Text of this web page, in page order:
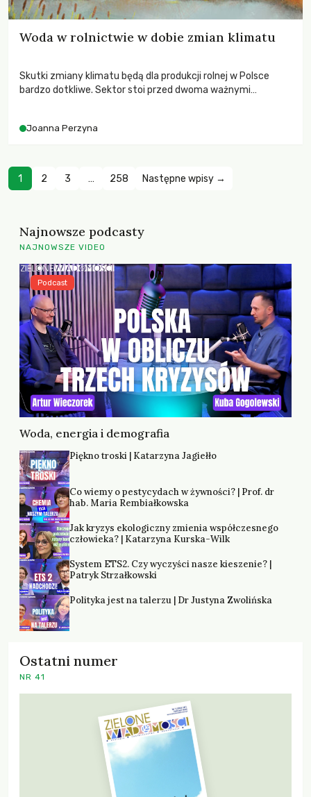
Woda w rolnictwie w dobie zmian klimatu
Skutki zmiany klimatu będą dla produkcji rolnej w Polsce
bardzo dotkliwe. Sektor stoi przed dwoma ważnymi
zachodzących zmian klimatycznych. Wymagać to będzie
Joanna Perzyna
1 2 3 … 258 Następne wpisy →
Najnowsze podcasty
NAJNOWSZE VIDEO
Woda, energia i demografia
Podcast
Piękno troski | Katarzyna Jagiełło
Co wiemy o pestycydach w żywności? | Prof. dr
hab. Maria Rembiałkowska
Jak kryzys ekologiczny zmienia współczesnego
człowieka? | Katarzyna Kurska-Wilk
System ETS2. Czy wyczyści nasze kieszenie? |
Patryk Strzałkowski
Polityka jest na talerzu | Dr Justyna Zwolińska
Ostatni numer
NR 41